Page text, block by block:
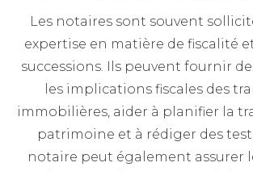
Les notaires sont souvent
expertise en matière de fiscalité
successions. Ils peuvent fournir
les implications fiscales des
immobilières, aider à planifier la
patrimoine et à rédiger des
notaire peut également assurer